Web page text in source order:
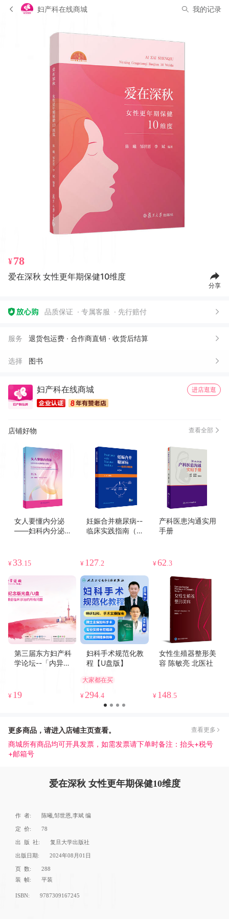
妇产科在线商城 我的记录
¥78
爱在深秋 女性更年期保健10维度
分享
品质保证 专属客服 先行赔付
服务 退货包运费 · 合作商直销 · 收货后结算
选择 图书
妇产科在线商城 进店逛逛
店铺好物 查看全部
女人要懂内分泌
——妇科内分泌经
¥ 33.15
妊娠合并糖尿病--
临床实践指南（第3
¥ 127.2
产科医患沟通实用
手册
¥62.3
第三届东方妇产科
学论坛--「内异症
¥ 19
妇科手术规范化教
程【U盘版】
大家都在买
¥ 294 .4
女性生殖器整形美
容 陈敏亮 北医社
¥ 148.5
查看更多
更多商品，请进入店铺主页查看。
商城所有商品均可开具发票，如需发票请下单时备注：抬头+税号
+邮箱号
爱在深秋 女性更年期保健10维度
作 者: 陈曦,邹世恩,李斌 编
定 价: 78
出 版 社: 复旦大学出版社
出版日期: 2024年08月01日
页 数:
288
装 帧:
平装
ISBN: 9787309167245